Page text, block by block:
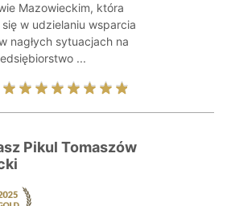
Mazowieckim, która
w udzielaniu wsparcia
nagłych sytuacjach na
...
Pikul Tomaszów